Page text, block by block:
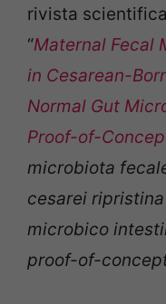
rivista scientifica
“Maternal Fecal
in Cesarean-
Normal Gut
Proof-of-
microbiota
cesarei
microbico
proof-of-